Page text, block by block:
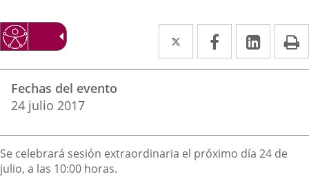
Twitter
Enlace
a
externa.
Facebook
Enlace
a
externa.
Enlace
a
del
evento
Fechas del evento
24 julio 2017
Descripción
Se celebrará sesión extraordinaria el próximo día 24 de
julio, a las 10:00 horas.